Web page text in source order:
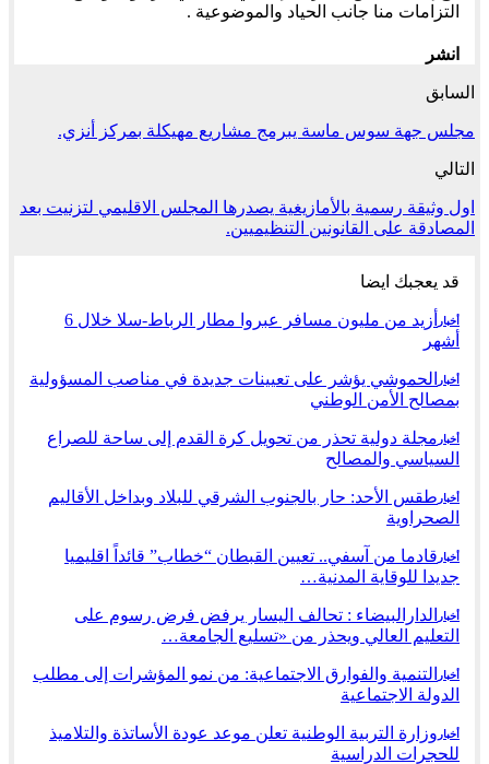
التزامات منا جانب الحياد والموضوعية .
انشر
السابق
مجلس جهة سوس ماسة يبرمج مشاريع مهيكلة بمركز أنزي.
التالي
اول وثيقة رسمية بالأمازيغية يصدرها المجلس الاقليمي لتزنيت بعد
المصادقة على القانونين التنظيميين.
قد يعجبك ايضا
أخبار
أزيد من مليون مسافر عبروا مطار الرباط-سلا خلال 6
أشهر
أخبار
الحموشي يؤشر على تعيينات جديدة في مناصب المسؤولية
بمصالح الأمن الوطني
أخبار مجلة دولية تحذر من تحويل كرة القدم إلى ساحة للصراع
السياسي والمصالح
أخبار طقس الأحد: حار بالجنوب الشرقي للبلاد وبداخل الأقاليم
الصحراوية
أخبار قادما من آسفي.. تعيين القبطان “خطاب” قائداً اقليميا
جديدا للوقاية المدنية…
أخبار
الدارالبيضاء : تحالف اليسار يرفض فرض رسوم على
التعليم العالي ويحذر من «تسليع الجامعة…
أخبار
التنمية والفوارق الاجتماعية: من نمو المؤشرات إلى مطلب
الدولة الاجتماعية
أخبار وزارة التربية الوطنية تعلن موعد عودة الأساتذة والتلاميذ
للحجرات الدراسية